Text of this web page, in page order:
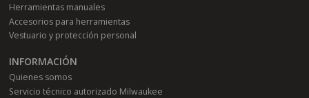
Herramientas manuales
Accesorios para herramientas
Vestuario y protección personal
INFORMACIÓN
Quienes somos
Servicio técnico autorizado Milwaukee